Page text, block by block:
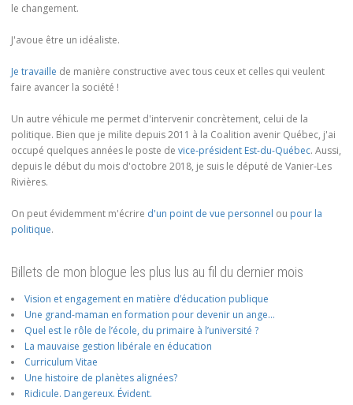
le changement.
J'avoue être un idéaliste.
Je travaille de manière constructive avec tous ceux et celles qui veulent
faire avancer la société !
Un autre véhicule me permet d'intervenir concrètement, celui de la
politique. Bien que je milite depuis 2011 à la Coalition avenir Québec, j'ai
occupé quelques années le poste de vice-président Est-du-Québec. Aussi,
depuis le début du mois d'octobre 2018, je suis le député de Vanier-Les
Rivières.
On peut évidemment m'écrire d'un point de vue personnel ou pour la
politique.
Billets de mon blogue les plus lus au fil du dernier mois
Vision et engagement en matière d’éducation publique
Une grand-maman en formation pour devenir un ange…
Quel est le rôle de l’école, du primaire à l’université ?
La mauvaise gestion libérale en éducation
Curriculum Vitae
Une histoire de planètes alignées?
Ridicule. Dangereux. Évident.